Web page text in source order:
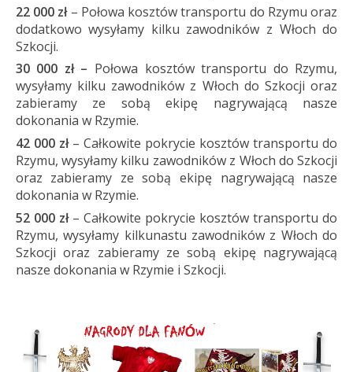
22 000 zł– Połowa kosztów transportu do Rzymu oraz
dodatkowo wysyłamy kilku zawodników z Włoch do
Szkocji.
30 000 zł – Połowa kosztów transportu do Rzymu,
wysyłamy kilku zawodników z Włoch do Szkocji oraz
zabieramy ze sobą ekipę nagrywającą nasze
dokonania w Rzymie.
42 000 zł– Całkowite pokrycie kosztów transportu do
Rzymu, wysyłamy kilku zawodników z Włoch do Szkocji
oraz zabieramy ze sobą ekipę nagrywającą nasze
dokonania w Rzymie.
52 000 zł– Całkowite pokrycie kosztów transportu do
Rzymu, wysyłamy kilkunastu zawodników z Włoch do
Szkocji oraz zabieramy ze sobą ekipę nagrywającą
nasze dokonania w Rzymie i Szkocji.